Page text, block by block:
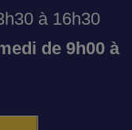
à 16h30
de 9h00 à